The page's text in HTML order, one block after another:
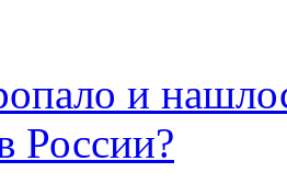
и
России?